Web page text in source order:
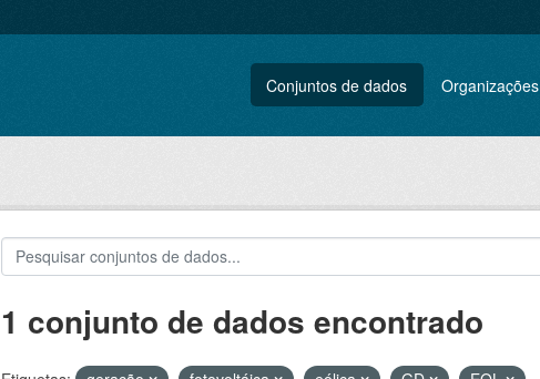
Conjuntos de dados Organizações
1 conjunto de dados encontrado